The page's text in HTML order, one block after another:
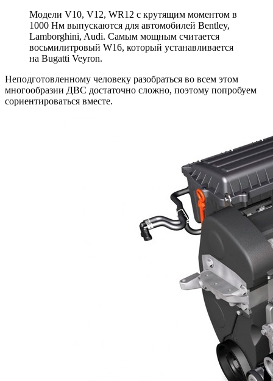
Модели V10, V12, WR12 с крутящим моментом в
1000 Нм выпускаются для автомобилей Bentley,
Lamborghini, Audi. Самым мощным считается
восьмилитровый W16, который устанавливается
на Bugatti Veyron.
Неподготовленному человеку разобраться во всем этом
многообразии ДВС достаточно сложно, поэтому попробуем
сориентироваться вместе.